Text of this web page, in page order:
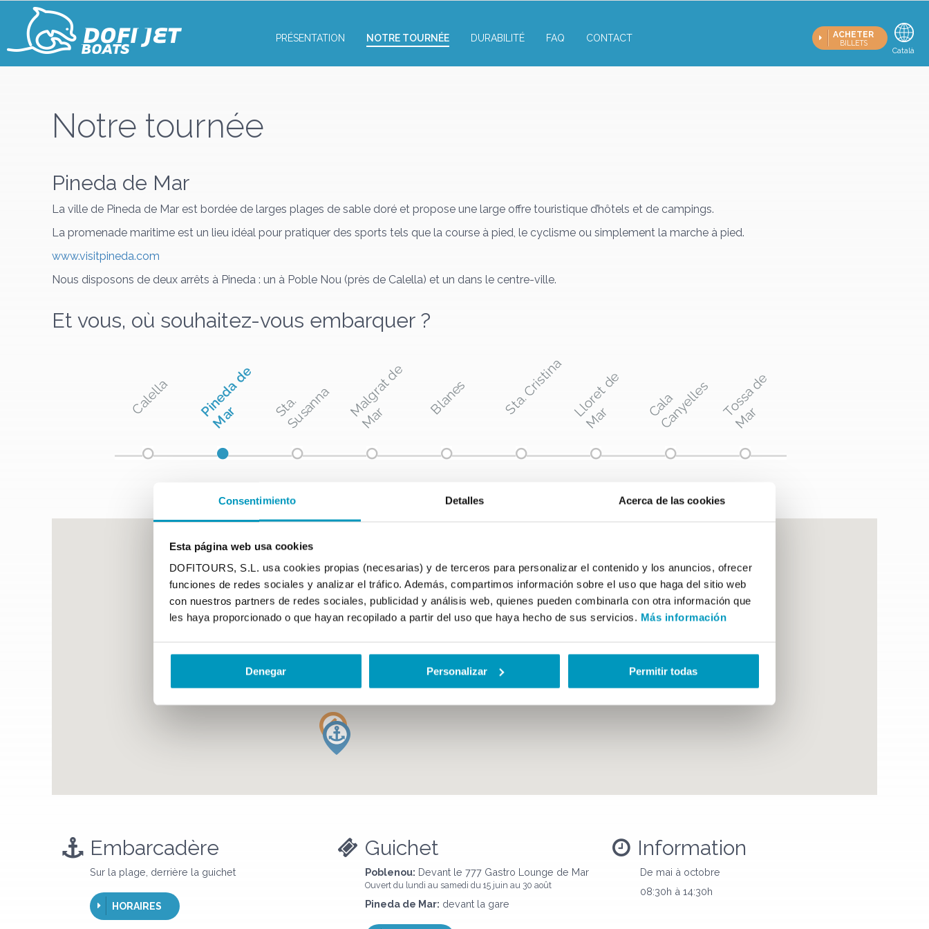
Consentimiento Detalles Acerca de las cookies
Esta página web usa cookies
DOFITOURS, S.L. usa cookies propias (necesarias) y de terceros para personalizar el contenido y los anuncios, ofrecer
funciones de redes sociales y analizar el tráfico. Además, compartimos información sobre el uso que haga del sitio web
con nuestros partners de redes sociales, publicidad y análisis web, quienes pueden combinarla con otra información que
les haya proporcionado o que hayan recopilado a partir del uso que haya hecho de sus servicios. Más información
Denegar Personalizar Permitir todas
ACHETER
BILLETS
Française Català
PRÉSENTATION NOTRE TOURNÉE DURABILITÉ FAQ CONTACT
Notre tournée
Pineda de Mar
La ville de Pineda de Mar est bordée de larges plages de sable doré et propose une large offre touristique d’hôtels et de campings.
La promenade maritime est un lieu idéal pour pratiquer des sports tels que la course à pied, le cyclisme ou simplement la marche à pied.
www.visitpineda.com
Nous disposons de deux arrêts à Pineda : un à Poble Nou (près de Calella) et un dans le centre-ville.
Et vous, où souhaitez-vous embarquer ?
Calella P
i
n
e
d
a
d
e
M
a
r S
t
a
.
S
u
s
a
n
n
a M
a
l
g
r
a
t
d
e
M
a
r
Blanes Sta. Cristina
L
l
o
r
e
t
d
e
M
a
r C
a
l
a
C
a
n
y
e
l
l
e
s T
o
s
s
a
d
e
M
a
r
Embarcadère
Sur la plage, derrière la guichet
HORAIRES
Guichet
Poblenou: Devant le 777 Gastro Lounge de Mar
Ouvert du lundi au samedi du 15 juin au 30 août
Pineda de Mar: devant la gare
Information
De mai à octobre
08:30h à 14:30h